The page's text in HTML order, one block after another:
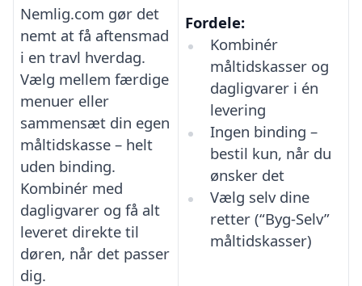
Nemlig.com gør det
nemt at få aftensmad
i en travl hverdag.
Vælg mellem færdige
menuer eller
sammensæt din egen
måltidskasse – helt
uden binding.
Kombinér med
dagligvarer og få alt
leveret direkte til
døren, når det passer
dig.
Fordele:
Kombinér
måltidskasser og
dagligvarer i én
levering
Ingen binding –
bestil kun, når du
ønsker det
Vælg selv dine
retter (“Byg-Selv”
måltidskasser)